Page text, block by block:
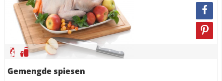
Gemengde spiesen